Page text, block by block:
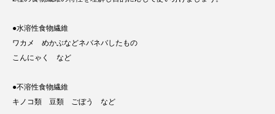
●水溶性食物繊維
ワカメ めかぶなどネバネバしたもの
こんにゃく など
●不溶性食物繊維
キノコ類 豆類 ごぼう など